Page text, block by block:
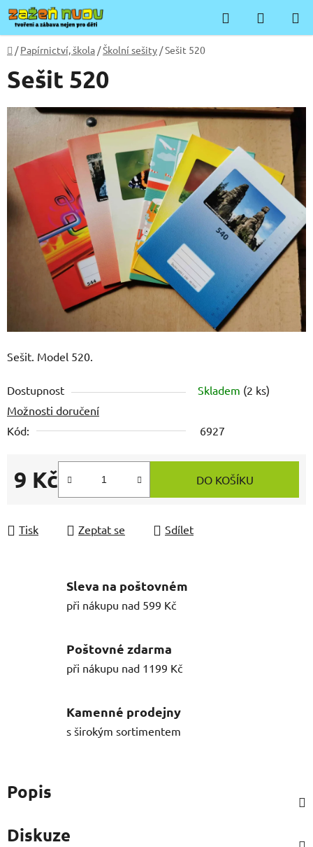
Přejít
na
obsah
Hledat
KOŠÍK
Domů
/ Papírnictví, škola /Školní sešity /Sešit 520
Sešit. Model 520.
Dostupnost Skladem (2 ks)
Možnosti doručení
Kód:
6927
9 Kč
Měrná cena:
DO KOŠÍKU
Tisk Zeptat se Sdílet
Sešit 520
Sleva na poštovném
při nákupu nad 599 Kč
Poštovné zdarma
při nákupu nad 1199 Kč
Kamenné prodejny
s širokým sortimentem
Popis
Diskuze